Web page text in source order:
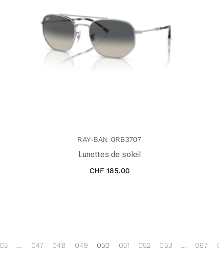
RAY-BAN 0RB3707
Lunettes de soleil
CHF 185.00
03 … 047 048 049 050 051 052 053 … 067